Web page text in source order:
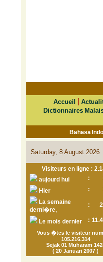
Accueil
Dictionnaires
Bahasa
Saturday, 8 August 2026
Visiteurs en ligne :
aujourd hui
:
Hier
:
La semaine
derni�re,
:
Le mois dernier :
Vous �tes le visiteur
105.216.314
Sejak 01 Muharam
( 20 Januari 2007 )